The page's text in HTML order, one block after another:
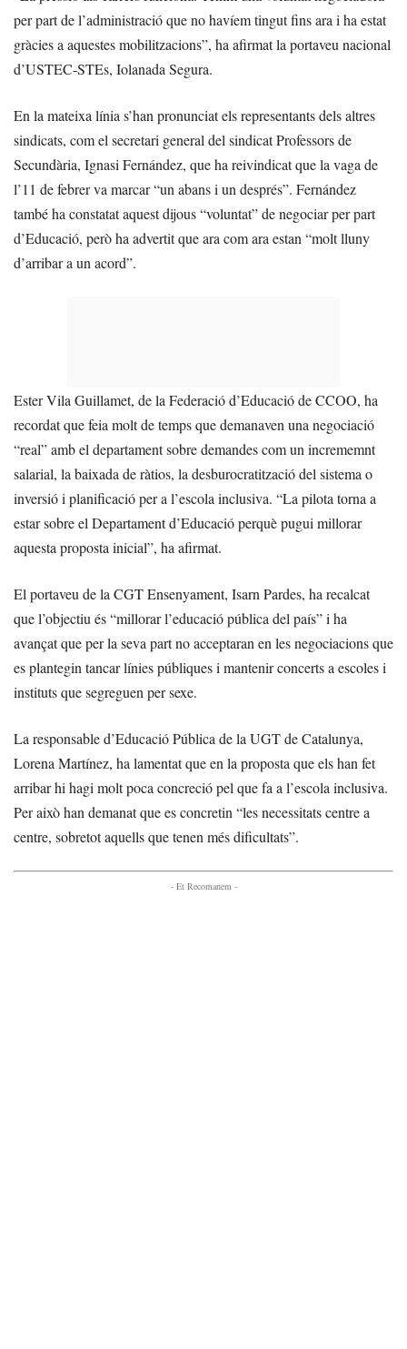
per part de l’administració que no havíem tingut fins ara i ha estat
gràcies a aquestes mobilitzacions”, ha afirmat la portaveu nacional
d’USTEC-STEs, Iolanada Segura.
En la mateixa línia s’han pronunciat els representants dels altres
sindicats, com el secretari general del sindicat Professors de
Secundària, Ignasi Fernández, que ha reivindicat que la vaga de
l’11 de febrer va marcar “un abans i un després”. Fernández
també ha constatat aquest dijous “voluntat” de negociar per part
d’Educació, però ha advertit que ara com ara estan “molt lluny
d’arribar a un acord”.
Ester Vila Guillamet, de la Federació d’Educació de CCOO, ha
recordat que feia molt de temps que demanaven una negociació
“real” amb el departament sobre demandes com un incrememnt
salarial, la baixada de ràtios, la desburocratització del sistema o
inversió i planificació per a l’escola inclusiva. “La pilota torna a
estar sobre el Departament d’Educació perquè pugui millorar
aquesta proposta inicial”, ha afirmat.
El portaveu de la CGT Ensenyament, Isarn Pardes, ha recalcat
que l’objectiu és “millorar l’educació pública del país” i ha
avançat que per la seva part no acceptaran en les negociacions que
es plantegin tancar línies públiques i mantenir concerts a escoles i
instituts que segreguen per sexe.
La responsable d’Educació Pública de la UGT de Catalunya,
Lorena Martínez, ha lamentat que en la proposta que els han fet
arribar hi hagi molt poca concreció pel que fa a l’escola inclusiva.
Per això han demanat que es concretin “les necessitats centre a
centre, sobretot aquells que tenen més dificultats”.
- Et Recomanem -